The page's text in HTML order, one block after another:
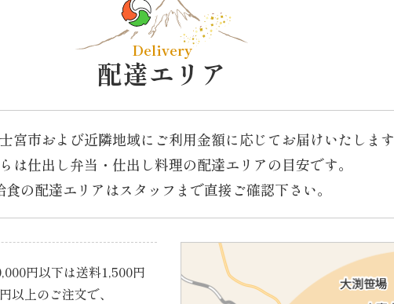
Delivery
配達エリア
宮市および近隣地域に ご利用金額に応じてお届けいたします
は仕出し弁当・仕出し料理の配達エリアの目安です。
食の配達エリアはスタッフまで直接ご確認下さい。
円以下は送料1,500円
以上のご注文で、